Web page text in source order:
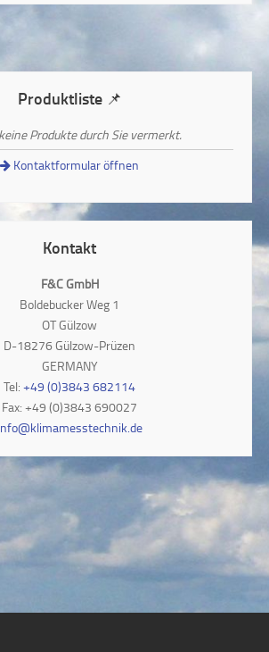
Produktliste 📌
Produkte durch Sie vermerkt.
Kontaktformular öffnen
Kontakt
F&C GmbH
Boldebucker Weg 1
OT Gülzow
D-18276 Gülzow-Prüzen
GERMANY
Tel: +49 (0)3843 682114
Fax: +49 (0)3843 690027